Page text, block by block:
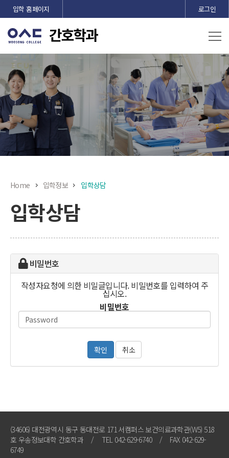
입학 홈페이지 로그인
Home 입학정보 입학상담
입학상담
비밀번호
작성자요청에 의한 비밀글입니다. 비밀번호를 입력하여 주
십시오.
비밀번호
확인 취소
(34606) 대전광역시 동구 동대전로 171 서캠퍼스 보건의료과학관(W5) 518
호 우송정보대학 간호학과
/ TEL 042-629-6740 /
FAX 042-629-
6749